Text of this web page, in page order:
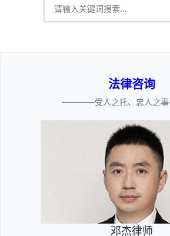
法律咨询
————受人之托、忠人
邓杰律师